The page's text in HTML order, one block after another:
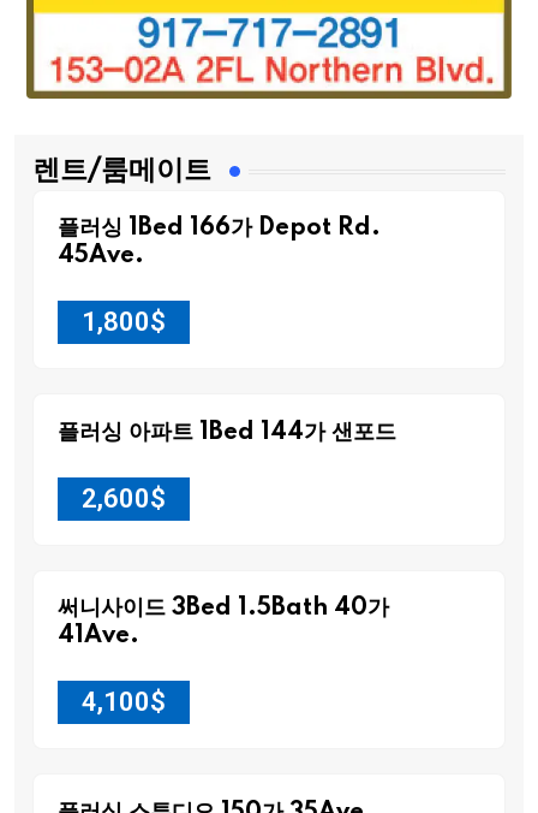
렌트/룸메이트
플러싱 1Bed 166가 Depot Rd.
45Ave.
1,800$
플러싱 아파트 1Bed 144가 샌포드
2,600$
써니사이드 3Bed 1.5Bath 40가
41Ave.
4,100$